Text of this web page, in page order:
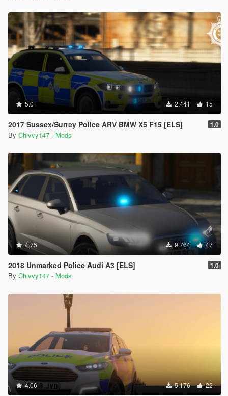
5.0 2.441 15
2017 Sussex/Surrey Police ARV BMW X5 F15 [ELS] 1.0
By Chivvy147 - Mods
4.75 9.764 47
2018 Unmarked Police Audi A3 [ELS] 1.0
By Chivvy147 - Mods
4.06 5.176 22